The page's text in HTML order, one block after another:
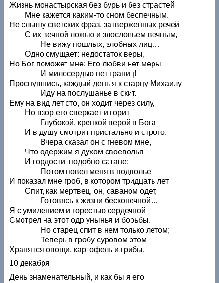
Жизнь монастырская без бурь и без страстей
Мне кажется каким-то сном беспечным.
Не слышу светских фраз, затверженных речей
С их вечной ложью и злословьем вечным,
Не вижу пошлых, злобных лиц…
Одно смущает: недостаток веры,
Но Бог поможет мне: Его любви нет меры
И милосердью нет границ!
Проснувшись, каждый день я к старцу Михаилу
Иду на послушанье в скит.
Ему на вид лет сто, он ходит через силу,
Но взор его сверкает и горит
Глубокой, крепкой верой в Бога
И в душу смотрит пристально и строго.
Вчера сказал он с гневом мне,
Что одержим я духом своеволья
И гордости, подобно сатане;
Потом повел меня в подполье
И показал мне гроб, в котором тридцать лет
Спит, как мертвец, он, саваном одет,
Готовясь к жизни бесконечной…
Я с умилением и горестью сердечной
Смотрел на этот одр унынья и борьбы.
Но старец спит в нем только летом;
Теперь в гробу суровом этом
Хранятся овощи, картофель и грибы.
10 декабря
День знаменательный, и как бы я его